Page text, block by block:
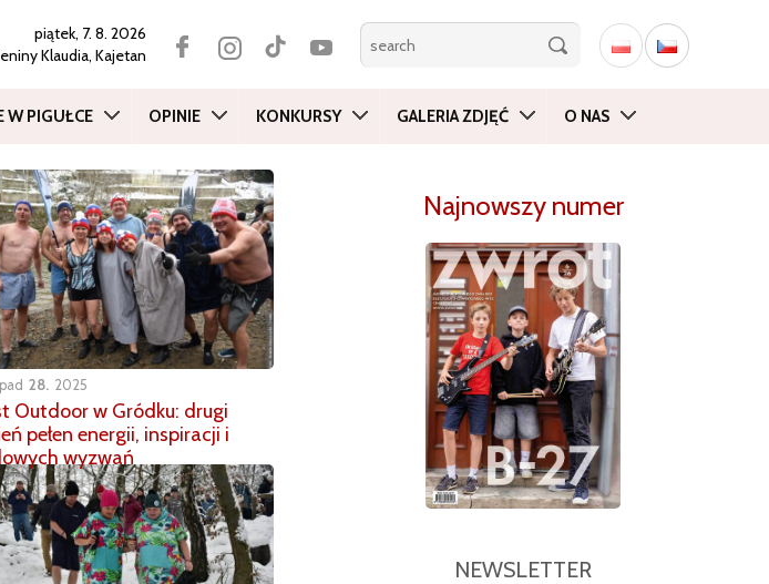
piątek, 7. 8. 2026
Klaudia, Kajetan
W PIGUŁCE OPINIE KONKURSY GALERIA ZDJĘĆ O NAS
28 2025
Outdoor w Gródku: drugi
pełen energii, inspiracji i
wyzwań
Najnowszy numer
NEWSLETTER